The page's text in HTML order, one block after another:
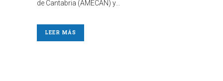
de Cantabria (AMECAN) y...
LEER MÁS